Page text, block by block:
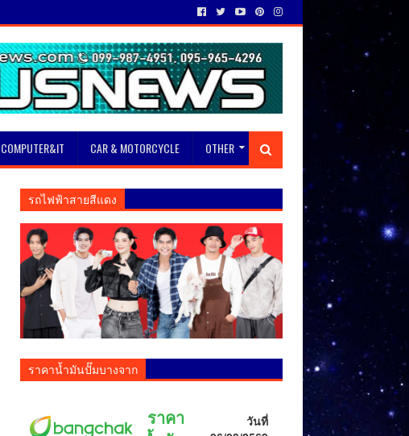
COMPUTER&IT CAR & MOTORCYCLE OTHER
รถไฟฟ้าสายสีแดง
ราคาน้ำมันปั๊มบางจาก